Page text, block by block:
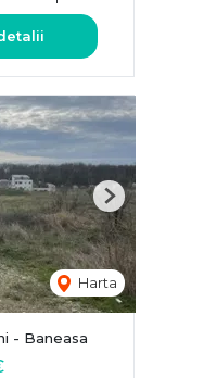
Harta
Next
- Baneasa